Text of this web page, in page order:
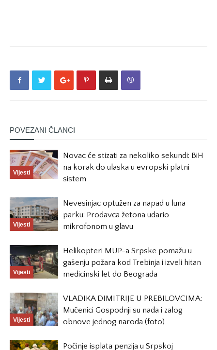
POVEZANI ČLANCI
Vijesti
Novac će stizati za nekoliko sekundi: BiH
na korak do ulaska u evropski platni
sistem
Vijesti
Nevesinjac optužen za napad u luna
parku: Prodavca žetona udario
mikrofonom u glavu
Vijesti
Helikopteri MUP-a Srpske pomažu u
gašenju požara kod Trebinja i izveli hitan
medicinski let do Beograda
Vijesti
VLADIKA DIMITRIJE U PREBILOVCIMA:
Mučenici Gospodnji su nada i zalog
obnove jednog naroda (foto)
Počinje isplata penzija u Srpskoj